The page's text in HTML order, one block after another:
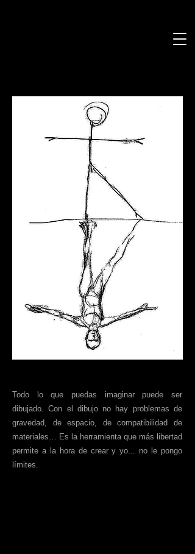
Todo lo que puedas imaginar puede ser
dibujado. Con el dibujo no hay problemas de
gravedad, de espacio, de compatibilidad de
materiales… Es la herramienta que más libertad
permite a la hora de crear y yo... no le pongo
límites.